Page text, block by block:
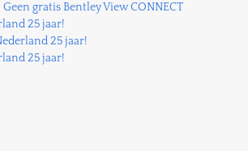
Geen gratis Bentley View CONNECT
25 jaar!
25 jaar!
25 jaar!